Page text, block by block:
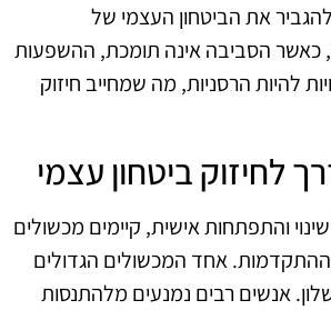
את הביטחון העצמי של
הסביבה אינה תומכת, ההשפעות
להיות הרסניות, מה שמחייב חיזוק
לחיזוק ביטחון עצמי
והתפתחות אישית, קיימים מכשולים
אחד המכשולים הגדולים
אנשים רבים נמנעים מלהתנסות